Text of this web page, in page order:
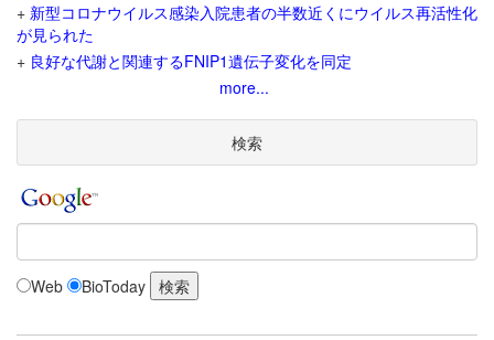
+ 新型コロナウイルス感染入院患者の半数近くにウイルス再活性化
が見られた
+ 良好な代謝と関連するFNIP1遺伝子変化を同定
more...
検索
Web BioToday